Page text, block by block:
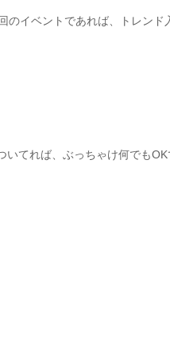
のイベントであれば、トレンド
てれば、ぶっちゃけ何でもOK